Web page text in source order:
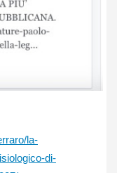
la-
di-